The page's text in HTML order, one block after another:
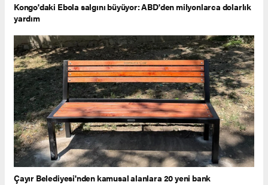
Kongo'daki Ebola salgını büyüyor: ABD'den milyonlarca dolarlık
yardım
Çayır Belediyesi'nden kamusal alanlara 20 yeni bank